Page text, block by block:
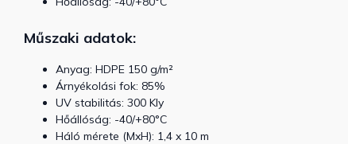
Műszaki adatok:
Anyag: HDPE 150 g/m²
Árnyékolási fok: 85%
UV stabilitás: 300 Kly
Hőállóság: -40/+80°C
Háló mérete (MxH): 1,4 x 10 m